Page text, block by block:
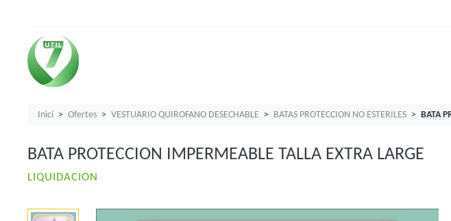
Inici Ofertes VESTUARIO QUIROFANO DESECHABLE BATAS PROTECCION NO ESTERILES BATA
BATA PROTECCION IMPERMEABLE TALLA EXTRA LARGE
LIQUIDACION